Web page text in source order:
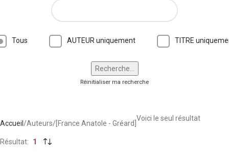
Tous AUTEUR uniquement TITRE
Réinitialiser ma recherche
Accueil Auteurs [France Anatole - Gréard]
Voici le seul résultat
Résultat 1